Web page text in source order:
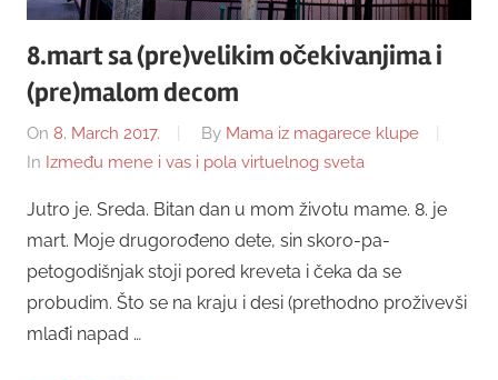
8.mart sa (pre)velikim očekivanjima i
(pre)malom decom
On 8. March 2017. By Mama iz magarece klupe
In Između mene i vas i pola virtuelnog sveta
Jutro je. Sreda. Bitan dan u mom životu mame. 8. je
mart. Moje drugorođeno dete, sin skoro-pa-
petogodišnjak stoji pored kreveta i čeka da se
probudim. Što se na kraju i desi (prethodno proživevši
mlađi napad …